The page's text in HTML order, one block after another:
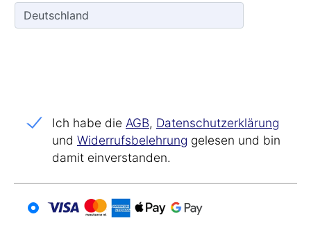
Ich habe die AGB, Datenschutz­erklärung
und Widerrufs­belehrung gelesen und bin
damit einverstanden.